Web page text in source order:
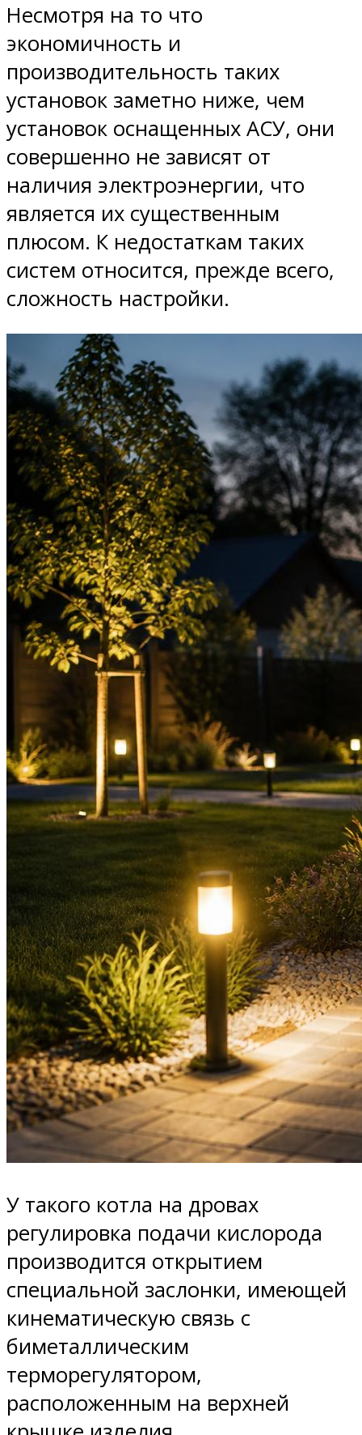
Несмотря на то что
экономичность и
производительность таких
установок заметно ниже, чем
установок оснащенных АСУ, они
совершенно не зависят от
наличия электроэнергии, что
является их существенным
плюсом. К недостаткам таких
систем относится, прежде всего,
сложность настройки.
У такого котла на дровах
регулировка подачи кислорода
производится открытием
специальной заслонки, имеющей
кинематическую связь с
биметаллическим
терморегулятором,
расположенным на верхней